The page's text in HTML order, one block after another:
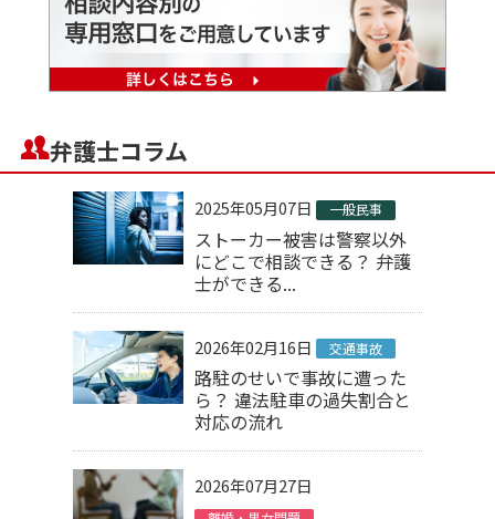
弁護士コラム
2025年05月07日 一般民事
ストーカー被害は警察以外
にどこで相談できる？ 弁護
士ができる...
2026年02月16日 交通事故
路駐のせいで事故に遭った
ら？ 違法駐車の過失割合と
対応の流れ
2026年07月27日